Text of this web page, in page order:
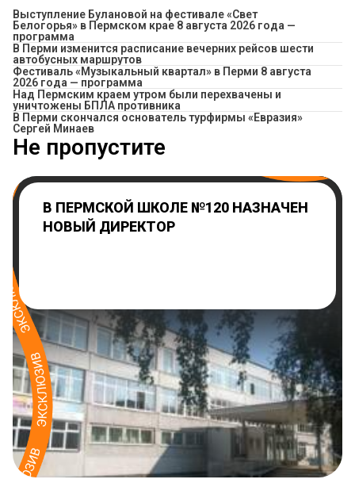
Выступление Булановой на фестивале «Свет
Белогорья» в Пермском крае 8 августа 2026 года —
программа
​В Перми изменится расписание вечерних рейсов шести
автобусных маршрутов
Фестиваль «Музыкальный квартал» в Перми 8 августа
2026 года — программа
Над Пермским краем утром были перехвачены и
уничтожены БПЛА противника
В Перми скончался основатель турфирмы «Евразия»
Сергей Минаев
Не пропустите
В ПЕРМСКОЙ ШКОЛЕ №120 НАЗНАЧЕН
НОВЫЙ ДИРЕКТОР